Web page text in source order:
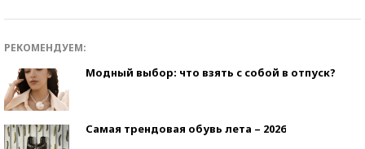
РЕКОМЕНДУЕМ:
Модный выбор: что взять с собой в отпуск?
Самая трендовая обувь лета – 2026